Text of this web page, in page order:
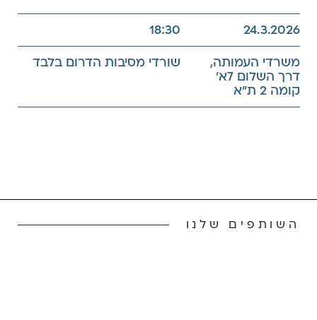
24.3.2026
18:30
משרדי העמותה,
דרך השלום 7א'
קומה 2 ת"א
שורדי מסיבות הדרום בלבד
השותפים שלנו